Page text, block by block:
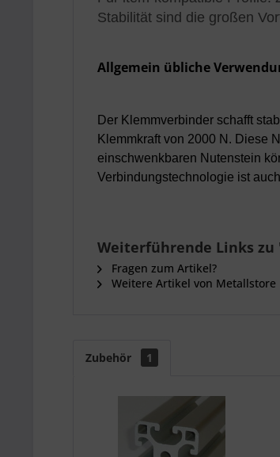
Stabilität sind die großen
Allgemein übliche
Der Klemmverbinder schafft
Klemmkraft von 2000 N. Diese
einschwenkbaren Nutenstein
Verbindungstechnologie ist
Weiterführende Links zu
Fragen zum Artikel?
Weitere Artikel von Metallstore
Zubehör 1